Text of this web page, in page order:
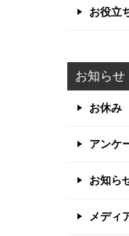
お役立
お知らせ
お休み
アンケ
お知ら
メディ